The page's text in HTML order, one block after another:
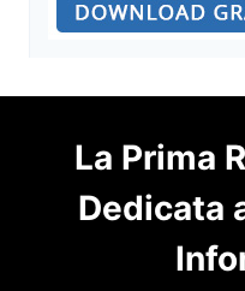
La Prima
Dedicata